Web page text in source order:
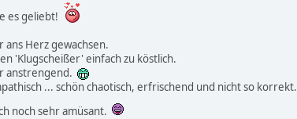
es geliebt!
Herz gewachsen.
'Klugscheißer' einfach zu köstlich.
anstrengend.
... schön chaotisch, erfrischend und nicht so korrekt.
noch sehr amüsant.